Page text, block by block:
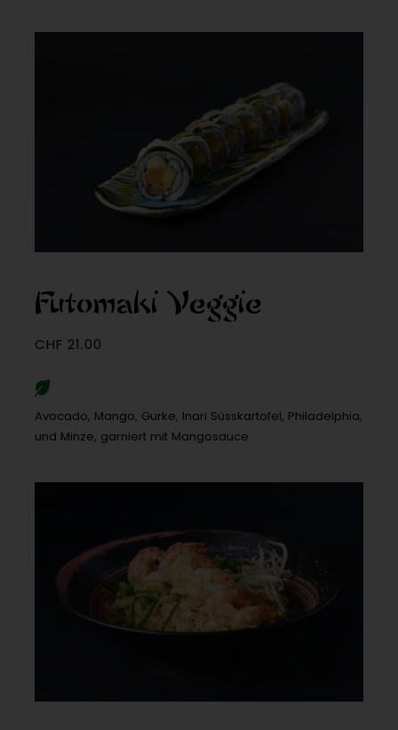
Futomaki Veggie
CHF 21.00
Avocado, Mango, Gurke, Inari Süsskartofel, Philadelphia,
und Minze, garniert mit Mangosauce